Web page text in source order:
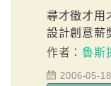
尋才徵才用
設計創意薪
作者：魯斯
2006-05-